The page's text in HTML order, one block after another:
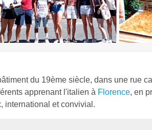
du 19ème siècle, dans une rue
apprenant l'italien à Florence, en
international et convivial.